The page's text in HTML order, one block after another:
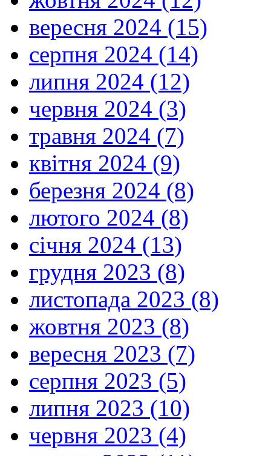
вересня 2024 (15)
серпня 2024 (14)
липня 2024 (12)
червня 2024 (3)
травня 2024 (7)
квітня 2024 (9)
березня 2024 (8)
лютого 2024 (8)
січня 2024 (13)
грудня 2023 (8)
листопада 2023 (8)
жовтня 2023 (8)
вересня 2023 (7)
серпня 2023 (5)
липня 2023 (10)
червня 2023 (4)